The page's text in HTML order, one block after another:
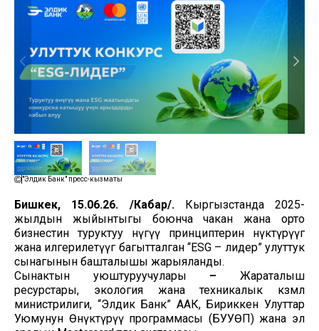
"Элдик Банк" пресс-кызматы
Бишкек, 15.06.26. /Кабар/. Кыргызстанда 2025-
жылдын жыйынтыгы боюнча чакан жана орто
бизнестин туруктуу өнүгүү принциптерин өнүктүрүүгө
жана илгерилетүүгө багытталган “ESG – лидер” улуттук
сынагынын башталышы жарыяланды.
Сынактын уюштуруучулары – Жараталыш
ресурстары, экология жана техникалык көзөмөл
министрилиги, “Элдик Банк” ААК, Бириккен Улуттар
Уюмунун Өнүктүрүү программасы (БУУӨП) жана эл